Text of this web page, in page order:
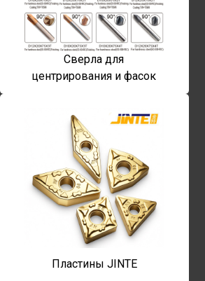
Сверла для
центрирования и фасок
Пластины JINTE